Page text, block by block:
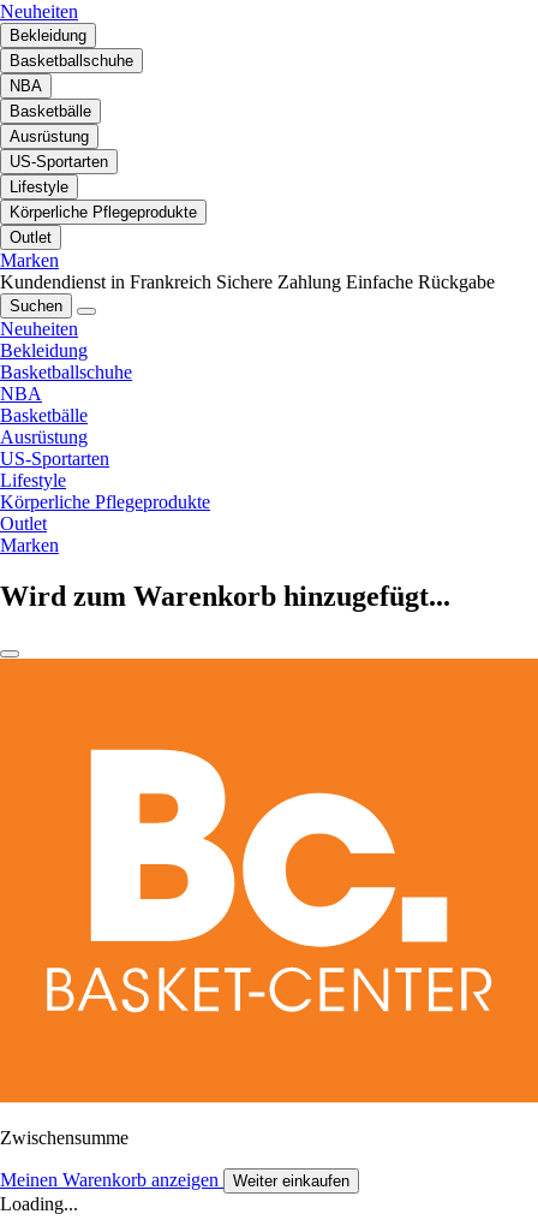
Neuheiten
Bekleidung
Basketballschuhe
NBA
Basketbälle
Ausrüstung
US-Sportarten
Lifestyle
Körperliche Pflegeprodukte
Outlet
Marken
Kundendienst in Frankreich Sichere Zahlung Einfache Rückgabe
Suchen
Neuheiten
Bekleidung
Basketballschuhe
NBA
Basketbälle
Ausrüstung
US-Sportarten
Lifestyle
Körperliche Pflegeprodukte
Outlet
Marken
Wird zum Warenkorb hinzugefügt...
Zwischensumme
Meinen Warenkorb anzeigen Weiter einkaufen
Loading...